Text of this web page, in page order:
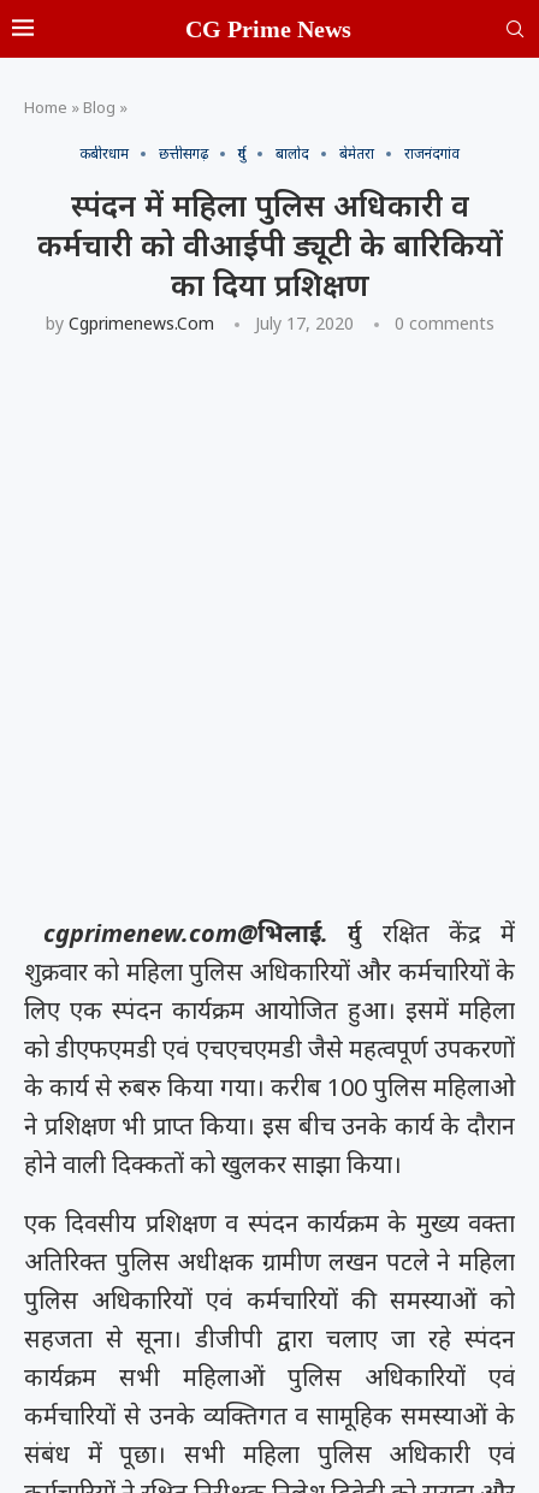
CG Prime News
Home » Blog »
कबीरधाम छत्तीसगढ़ दुर्ग बालोद बेमेतरा राजनंदगांव
स्पंदन में महिला पुलिस अधिकारी व
कर्मचारी को वीआईपी ड्यूटी के बारिकियों
का दिया प्रशिक्षण
by Cgprimenews.com July 17, 2020 0 comments
cgprimenew.com@भिलाई. दुर्ग रक्षित केंद्र में
शुक्रवार को महिला पुलिस अधिकारियों और कर्मचारियों के
लिए एक स्पंदन कार्यक्रम आयोजित हुआ। इसमें महिला
को डीएफएमडी एवं एचएचएमडी जैसे महत्वपूर्ण उपकरणों
के कार्य से रुबरु किया गया। करीब 100 पुलिस महिलाओ
ने प्रशिक्षण भी प्राप्त किया। इस बीच उनके कार्य के दौरान
होने वाली दिक्कतों को खुलकर साझा किया।
एक दिवसीय प्रशिक्षण व स्पंदन कार्यक्रम के मुख्य वक्ता
अतिरिक्त पुलिस अधीक्षक ग्रामीण लखन पटले ने महिला
पुलिस अधिकारियों एवं कर्मचारियों की समस्याओं को
सहजता से सूना। डीजीपी द्वारा चलाए जा रहे स्पंदन
कार्यक्रम सभी महिलाओं पुलिस अधिकारियों एवं
कर्मचारियों से उनके व्यक्तिगत व सामूहिक समस्याओं के
संबंध में पूछा। सभी महिला पुलिस अधिकारी एवं